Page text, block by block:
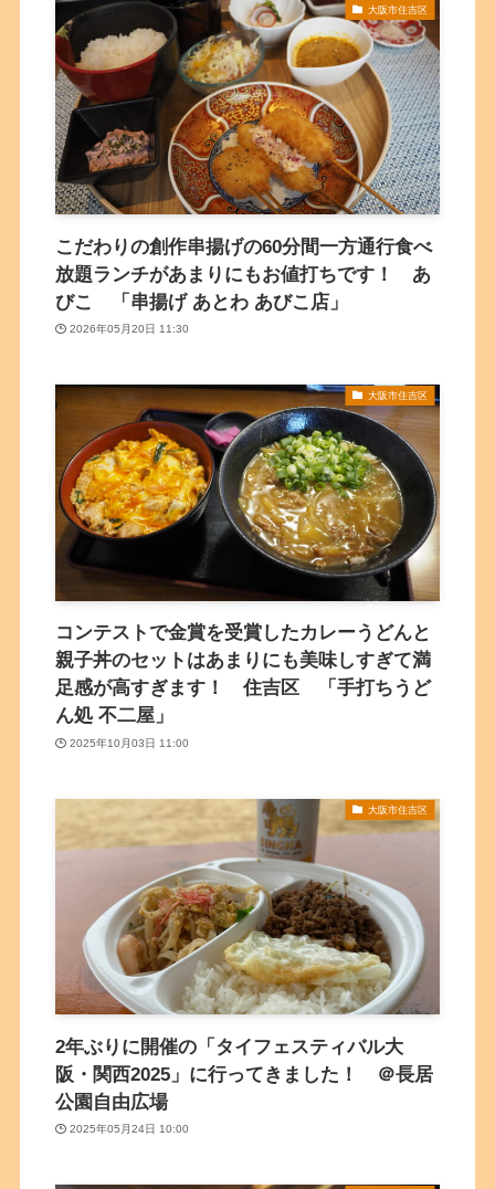
大阪市住吉区
こだわりの創作串揚げの60分間一方通行食べ
放題ランチがあまりにもお値打ちです！ あ
びこ 「串揚げ あとわ あびこ店」
2026年05月20日 11:30
大阪市住吉区
コンテストで金賞を受賞したカレーうどんと
親子丼のセットはあまりにも美味しすぎて満
足感が高すぎます！ 住吉区 「手打ちうど
ん処 不二屋」
2025年10月03日 11:00
大阪市住吉区
2年ぶりに開催の「タイフェスティバル大
阪・関西2025」に行ってきました！ ＠長居
公園自由広場
2025年05月24日 10:00